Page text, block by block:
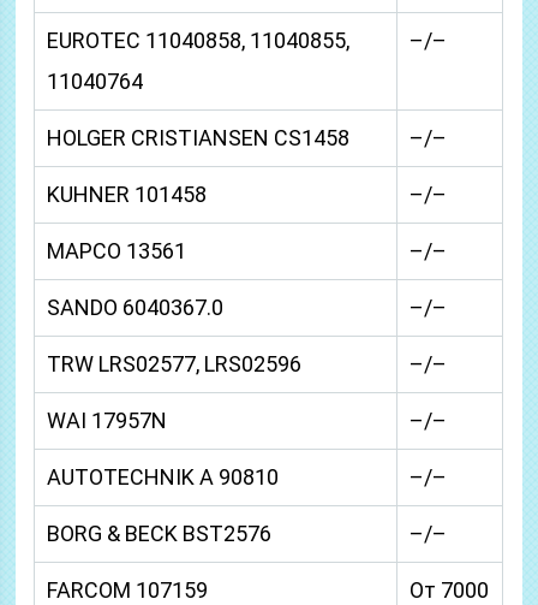
EUROTEC 11040858, 11040855,
11040764
–/–
HOLGER CRISTIANSEN CS1458 –/–
KUHNER 101458 –/–
MAPCO 13561 –/–
SANDO 6040367.0 –/–
TRW LRS02577, LRS02596 –/–
WAI 17957N –/–
AUTOTECHNIK A 90810 –/–
BORG & BECK BST2576 –/–
FARCOM 107159 От 7000